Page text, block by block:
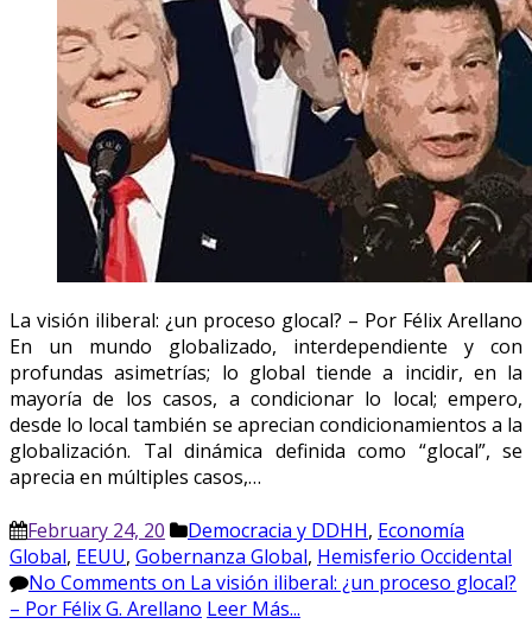
La visión iliberal: ¿un proceso glocal? – Por Félix Arellano
En un mundo globalizado, interdependiente y con
profundas asimetrías; lo global tiende a incidir, en la
mayoría de los casos, a condicionar lo local; empero,
desde lo local también se aprecian condicionamientos a la
globalización. Tal dinámica definida como “glocal”, se
aprecia en múltiples casos,…
February 24, 20 Democracia y DDHH, Economía
Global, EEUU, Gobernanza Global, Hemisferio Occidental
No Comments on La visión iliberal: ¿un proceso glocal?
– Por Félix G. Arellano Leer Más...